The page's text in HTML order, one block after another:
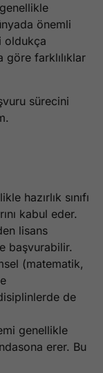
önemli
oldukça
göre farklılıklar
sürecini
hazırlık sınıfı
kabul eder.
lisans
başvurabilir.
(matematik,
de
genellikle
erer. Bu